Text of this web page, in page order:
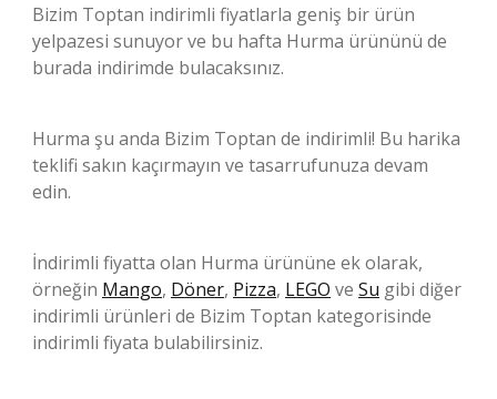
Bizim Toptan indirimli fiyatlarla geniş bir ürün
yelpazesi sunuyor ve bu hafta Hurma ürününü de
burada indirimde bulacaksınız.
Hurma şu anda Bizim Toptan de indirimli! Bu harika
teklifi sakın kaçırmayın ve tasarrufunuza devam
edin.
İndirimli fiyatta olan Hurma ürününe ek olarak,
örneğin Mango, Döner, Pizza, LEGO ve Su gibi diğer
indirimli ürünleri de Bizim Toptan kategorisinde
indirimli fiyata bulabilirsiniz.